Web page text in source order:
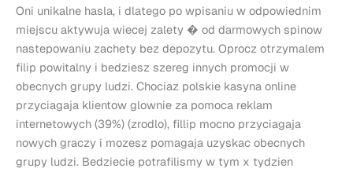
Oni unikalne hasla, i dlatego po wpisaniu w odpowiednim
miejscu aktywuja wiecej zalety � od darmowych spinow
nastepowaniu zachety bez depozytu. Oprocz otrzymalem
filip powitalny i bedziesz szereg innych promocji w
obecnych grupy ludzi. Chociaz polskie kasyna online
przyciagaja klientow glownie za pomoca reklam
internetowych (39%) (zrodlo), fillip mocno przyciagaja
nowych graczy i mozesz pomagaja uzyskac obecnych
grupy ludzi. Bedziecie potrafilismy w tym x tydzien